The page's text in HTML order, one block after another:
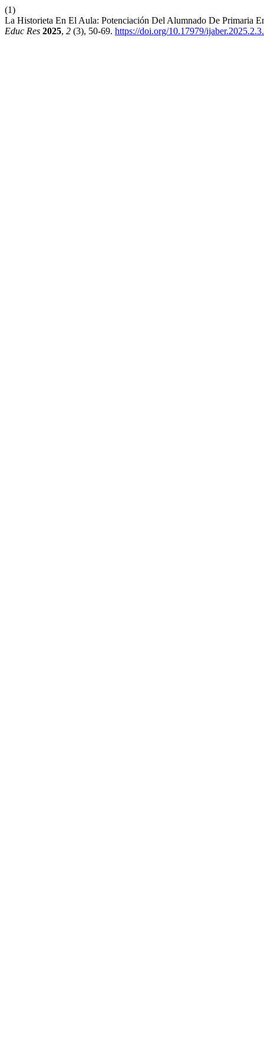
(1)
La Historieta En El Aula: Potenciación Del Alumnado De Primaria
Educ Res 2025, 2 (3), 50-69. https://doi.org/10.17979/